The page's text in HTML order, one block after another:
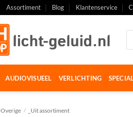
Assortiment Blog Klantenservice
AUDIOVISUEEL VERLICHTING
Overige / _Uit assortiment